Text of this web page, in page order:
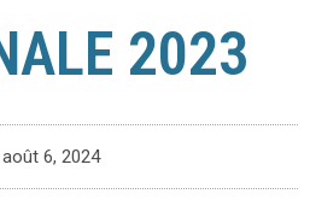
2023
août 6, 2024